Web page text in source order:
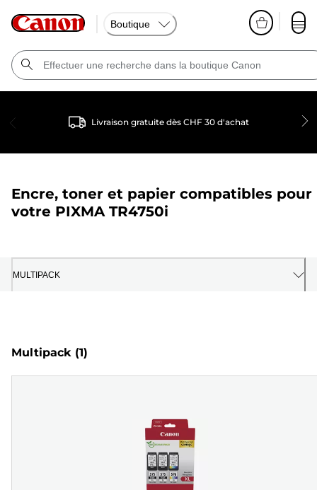
Boutique
Livraison gratuite dès CHF 30 d'achat
Encre, toner et papier compatibles pour
votre PIXMA TR4750i
MULTIPACK
Multipack (1)